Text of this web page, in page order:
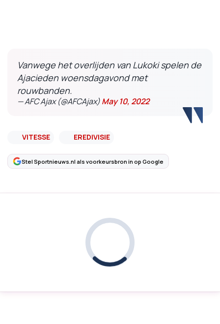
Vanwege het overlijden van Lukoki spelen de
Ajacieden woensdagavond met
rouwbanden.
— AFC Ajax (@AFCAjax)May 10, 2022
VITESSE EREDIVISIE
Stel Sportnieuws.nl als voorkeursbron in op Google